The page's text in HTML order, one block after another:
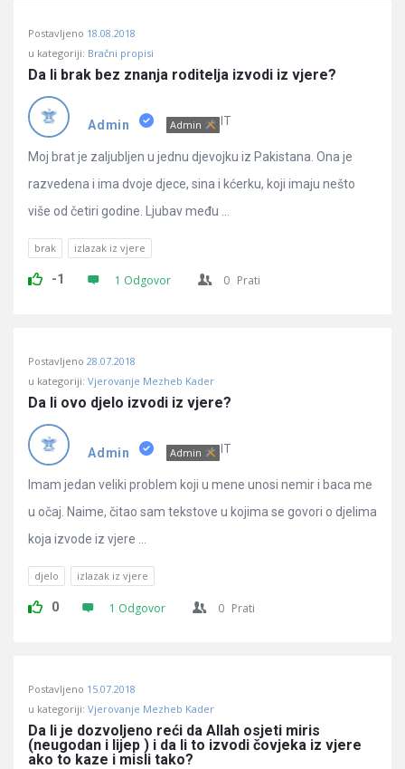
Postavljeno 18.08.2018
u kategoriji: Bračni propisi
Da li brak bez znanja roditelja izvodi iz vjere?
Admin Admin IT
Moj brat je zaljubljen u jednu djevojku iz Pakistana. Ona je
razvedena i ima dvoje djece, sina i kćerku, koji imaju nešto
više od četiri godine. Ljubav među ...
brak izlazak iz vjere
-1 1 Odgovor 0 Prati
Postavljeno 28.07.2018
u kategoriji: Vjerovanje Mezheb Kader
Da li ovo djelo izvodi iz vjere?
Admin Admin IT
Imam jedan veliki problem koji u mene unosi nemir i baca me
u očaj. Naime, čitao sam tekstove u kojima se govori o djelima
koja izvode iz vjere ...
djelo izlazak iz vjere
0 1 Odgovor 0 Prati
Postavljeno 15.07.2018
u kategoriji: Vjerovanje Mezheb Kader
Da li je dozvoljeno reći da Allah osjeti miris
(neugodan i lijep ) i da li to izvodi čovjeka iz vjere
ako to kaze i misli tako?